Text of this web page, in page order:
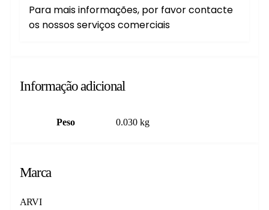
Para mais informações, por favor contacte
os nossos serviços comerciais
Informação adicional
Peso 0.030 kg
Marca
ARVI